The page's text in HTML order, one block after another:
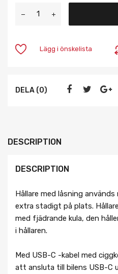
Lägg i önskelista
DELA (0)
DESCRIPTION
DESCRIPTION
Hållare med låsning
extra stadigt på plats.
med fjädrande kula, den
i hållaren.
Med USB-C -kabel med
att ansluta till bilens USB-C